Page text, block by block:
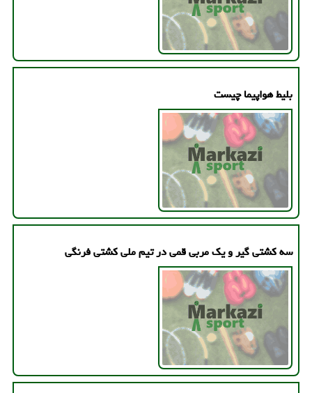
بلیط هواپیما چیست
سه کشتی گیر و یک مربی قمی در تیم ملی کشتی فرنگی